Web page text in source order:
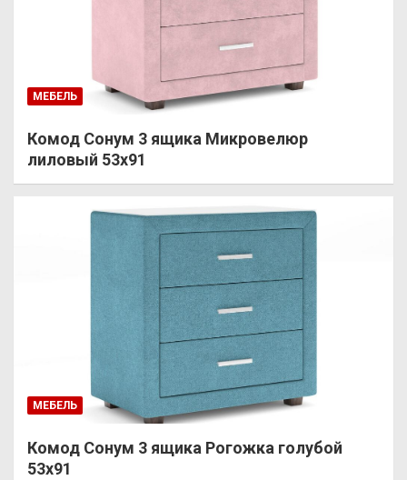
МЕБЕЛЬ
Комод Сонум 3 ящика Микровелюр
лиловый 53х91
МЕБЕЛЬ
Комод Сонум 3 ящика Рогожка голубой
53х91